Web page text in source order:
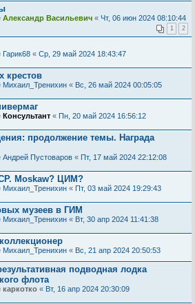
Александр Васильевич « Чт, 06 июн 2024 08:10:44
1 2
Гарик68 « Ср, 29 май 2024 18:43:47
крестов
Михаил_Тренихин « Вс, 26 май 2024 00:05:05
Консультант « Пн, 20 май 2024 16:56:12
продолжение темы. Награда
Андрей Пустоваров « Пт, 17 май 2024 22:12:08
Moskaw? ЦИМ?
Михаил_Тренихин « Пт, 03 май 2024 19:29:43
музеев в ГИМ
Михаил_Тренихин « Вт, 30 апр 2024 11:41:38
Михаил_Тренихин « Вс, 21 апр 2024 20:50:53
подводная лодка
флота
каркотко « Вт, 16 апр 2024 20:30:09